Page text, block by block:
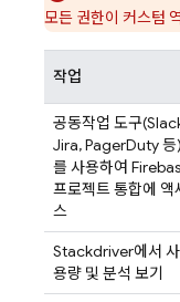
모든 권한이 커스텀
작업
공동작업 도구
Jira, PagerDuty 등)
를 사용하여
프로젝트 통합에 액
스
Stackdriver에서 사
용량 및 분석 보기